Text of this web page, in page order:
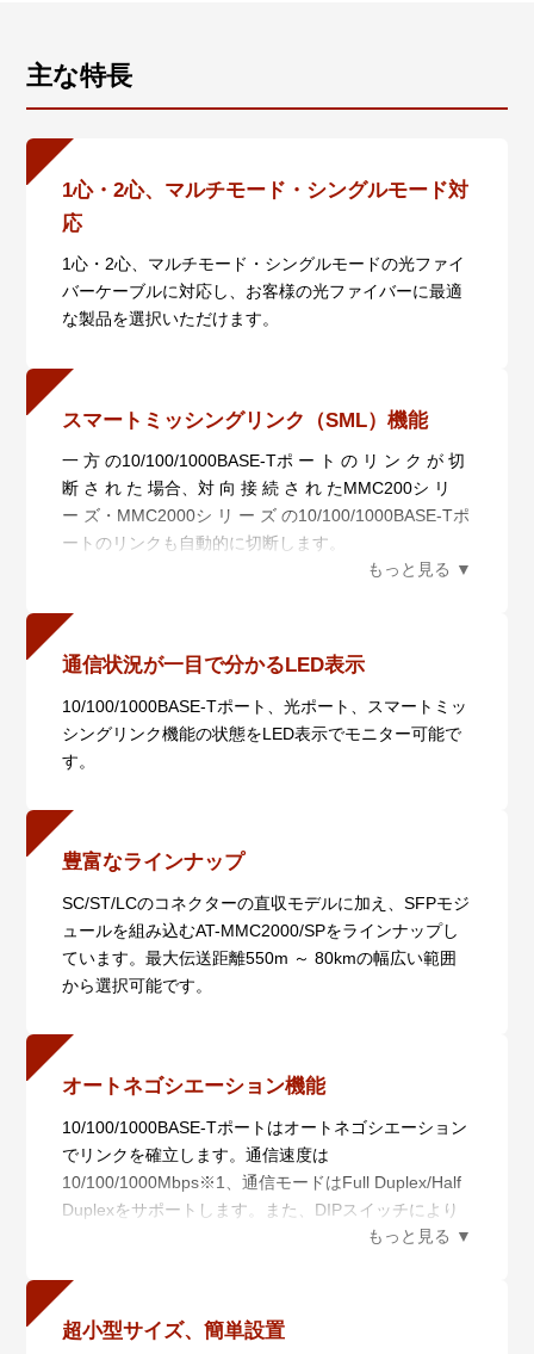
主な特長
1心・2心、マルチモード・シングルモード対
応
1心・2心、マルチモード・シングルモードの光ファイ
バーケーブルに対応し、お客様の光ファイバーに最適
な製品を選択いただけます。
スマートミッシングリンク（SML）機能
一 方 の10/100/1000BASE-Tポ ー ト の リ ン ク が 切
断 さ れ た 場合、対 向 接 続 さ れ たMMC200シ リ
ー ズ・MMC2000シ リ ー ズ の10/100/1000BASE-Tポ
ートのリンクも自動的に切断します。
光 ポ ートのリンクが 切 断された 場 合 は、自 機 お
自動的に切断します。
10/100/1000BASE-Tポートのリンク障害を検出した際
には対向機の10/100/1000BASE-TポートLEDと光ポー
トLEDが点滅し、光ポートのリンク障害を検出した際
には10/100/1000BASE-TポートLEDが点滅します。
この機能はSML切替スイッチによってON/OFFの設定
通信状況が一目で分かるLED表示
10/100/1000BASE-Tポート、光ポート、スマートミッ
シングリンク機能の状態をLED表示でモニター可能で
す。
豊富なラインナップ
SC/ST/LCのコネクターの直収モデルに加え、SFPモジ
ュールを組み込むAT-MMC2000/SPをラインナップし
ています。最大伝送距離550m ～ 80kmの幅広い範囲
から選択可能です。
オートネゴシエーション機能
10/100/1000BASE-Tポートはオートネゴシエーション
でリンクを確立します。通信速度は
10/100/1000Mbps※1、通信モードはFull Duplex/Half
Duplexをサポートします。また、DIPスイッチにより
オートネゴシエーション機能を無効（100M Full
※1 AT-MMC200/SC・AT-MMC200/STでは、次のハー
ドウェアリビジョン以降のみ1000Mbpsをサポートし
ます。
超小型サイズ、簡単設置